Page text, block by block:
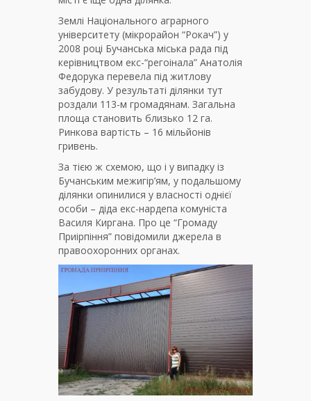
Землі Національного аграрного
університету (мікрорайон “Рокач”) у
2008 році Бучанська міська рада під
керівництвом екс-“регоінала” Анатолія
Федорука перевела під житлову
забудову. У результаті ділянки тут
роздали 113-м громадянам. Загальна
площа становить близько 12 га.
Ринкова вартість – 16 мільйонів
гривень.
За тією ж схемою, що і у випадку із
Бучанським межигір’ям, у подальшому
ділянки опинилися у власності однієї
особи – діда екс-нардепа комуніста
Василя Киргана. Про це “Громаду
Приірпіння” повідомили джерела в
правоохоронних органах.